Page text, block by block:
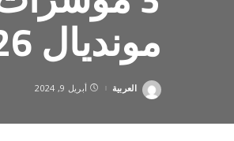
مونديال 2026
Posted
العربية أبريل 9, 2024